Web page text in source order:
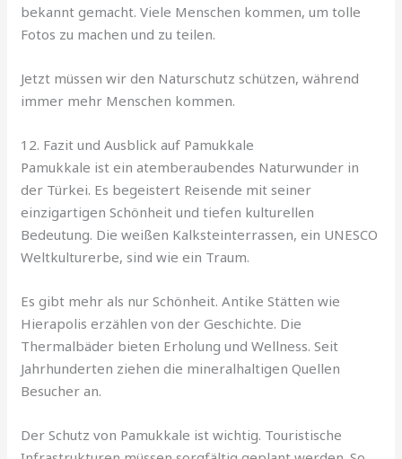
bekannt gemacht. Viele Menschen kommen, um tolle
Fotos zu machen und zu teilen.
Jetzt müssen wir den Naturschutz schützen, während
immer mehr Menschen kommen.
12. Fazit und Ausblick auf Pamukkale
Pamukkale ist ein atemberaubendes Naturwunder in
der Türkei. Es begeistert Reisende mit seiner
einzigartigen Schönheit und tiefen kulturellen
Bedeutung. Die weißen Kalksteinterrassen, ein UNESCO
Weltkulturerbe, sind wie ein Traum.
Es gibt mehr als nur Schönheit. Antike Stätten wie
Hierapolis erzählen von der Geschichte. Die
Thermalbäder bieten Erholung und Wellness. Seit
Jahrhunderten ziehen die mineralhaltigen Quellen
Besucher an.
Der Schutz von Pamukkale ist wichtig. Touristische